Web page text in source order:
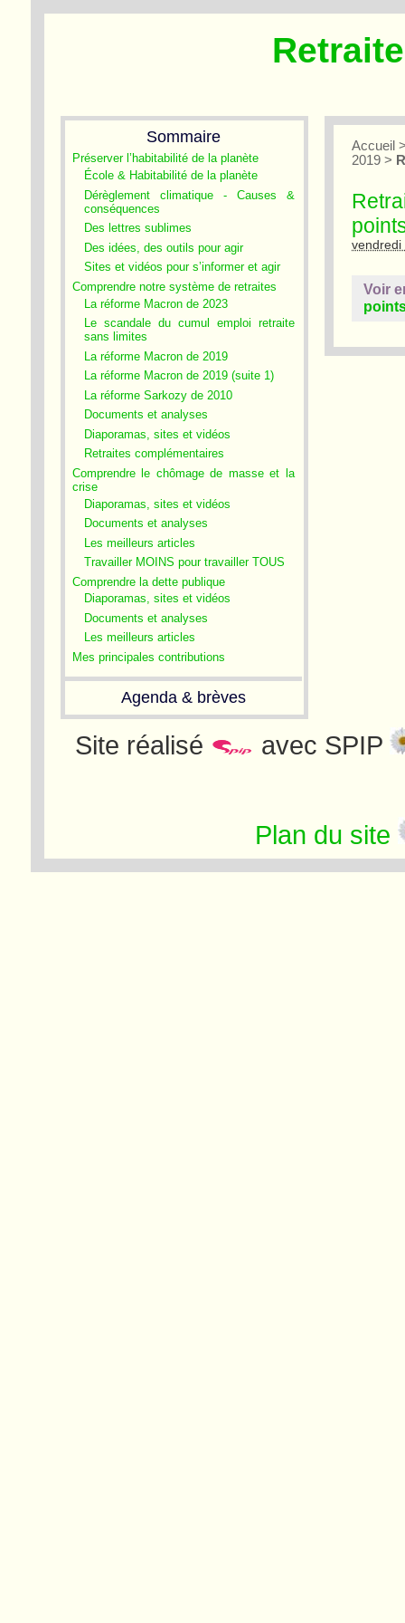
Sommaire
Préserver l’habitabilité de la planète
École & Habitabilité de la planète
Dérèglement climatique - Causes &
conséquences
Des lettres sublimes
Des idées, des outils pour agir
Sites et vidéos pour s’informer et agir
Comprendre notre système de retraites
La réforme Macron de 2023
Le scandale du cumul emploi retraite
sans limites
La réforme Macron de 2019
La réforme Macron de 2019 (suite 1)
La réforme Sarkozy de 2010
Documents et analyses
Diaporamas, sites et vidéos
Retraites complémentaires
Comprendre le chômage de masse et la
crise
Diaporamas, sites et vidéos
Documents et analyses
Les meilleurs articles
Travailler MOINS pour travailler TOUS
Comprendre la dette publique
Diaporamas, sites et vidéos
Documents et analyses
Les meilleurs articles
Mes principales contributions
Agenda & brèves
Accueil
2019 >
vendredi
Voir
Site réalisé avec SPIP
Plan du site